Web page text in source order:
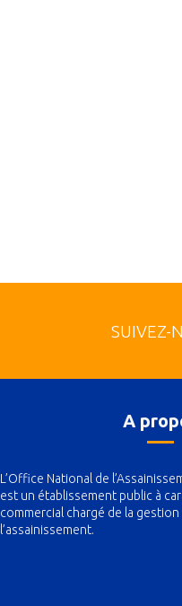
SUIVEZ-
A
L’Office National de
est un établissement public à
commercial chargé de la
l’assainissement.